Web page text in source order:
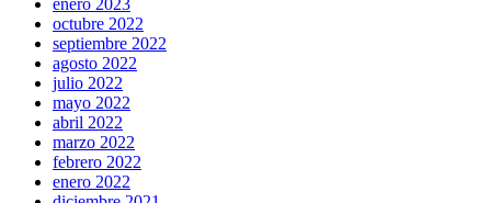
enero 2023
octubre 2022
septiembre 2022
agosto 2022
julio 2022
mayo 2022
abril 2022
marzo 2022
febrero 2022
enero 2022